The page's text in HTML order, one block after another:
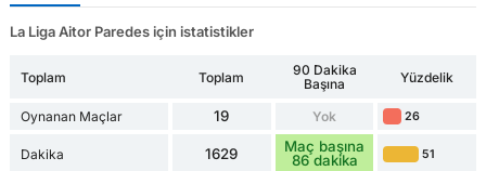
La Liga Aitor Paredes için istatistikler
Toplam Toplam
90 Dakika
Başına
Yüzdelik
Oynanan Maçlar 19 Yok 26
Dakika 1629
Maç başına
86 dakika
51